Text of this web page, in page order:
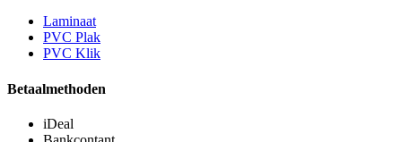
Laminaat
PVC Plak
PVC Klik
Betaalmethoden
iDeal